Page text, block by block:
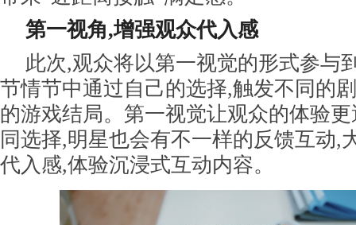
第一视角,增强观众代入感
此次,观众将以第一视觉的形式参与
节情节中通过自己的选择,触发不同的
的游戏结局。第一视觉让观众的体验
同选择,明星也会有不一样的反馈互动,
代入感,体验沉浸式互动内容。